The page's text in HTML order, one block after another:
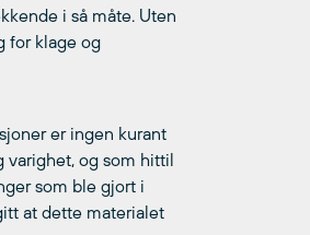
i så måte. Uten
for klage og
er ingen kurant
varighet, og som hittil
som ble gjort i
at dette materialet